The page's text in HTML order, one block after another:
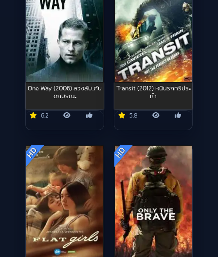
One Way (2006) ลวงลับ..กับ
ดักมรณะ
6.2
Transit (2012) หนีนรกทริประ
ห่ำ
5.8
HD HD